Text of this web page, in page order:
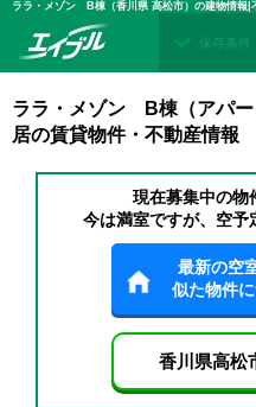
ララ・メゾン B棟（香川県 高松市）の建物情報|
保存条件
ララ・メゾン B棟（アパー
居の賃貸物件・不動産情報
現在募集中の物
今は満室ですが、空予
最新の空
似た物件
香川県高松